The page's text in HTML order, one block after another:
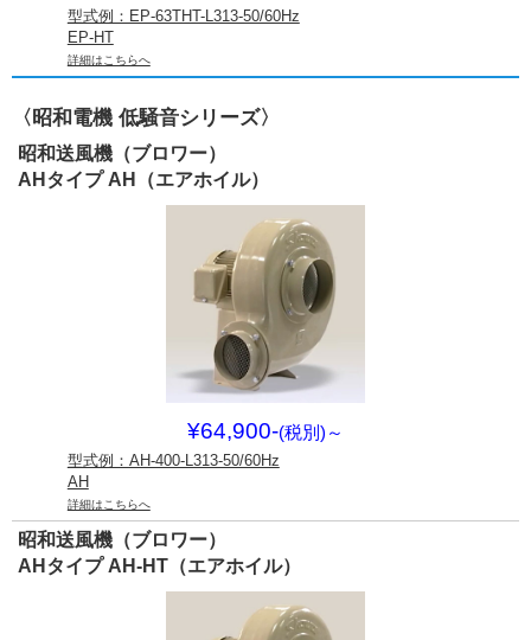
型式例：EP-63THT-L313-50/60Hz
EP-HT
詳細はこちらへ
〈昭和電機 低騒音シリーズ〉
昭和送風機（ブロワー）
AHタイプ AH（エアホイル）
¥64,900-(税別) ～
型式例：AH-400-L313-50/60Hz
AH
詳細はこちらへ
昭和送風機（ブロワー）
AHタイプ AH-HT（エアホイル）